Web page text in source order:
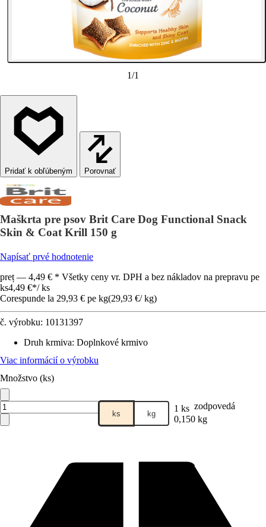
1/1
Porovnať
Maškrta pre psov Brit Care Dog Functional Snack
Skin & Coat Krill 150 g
Napísať prvé hodnotenie
preț — 4,49 € * Všetky ceny vr. DPH a bez nákladov na prepravu pe
ks4,49 €*/ ks
Corespunde la 29,93 € pe kg(29,93 €/ kg)
č. výrobku: 10131397
Druh krmiva: Doplnkové krmivo
Viac informácií o výrobku
Množstvo (ks)
ks kg 1 ks zodpovedá
0,150 kg